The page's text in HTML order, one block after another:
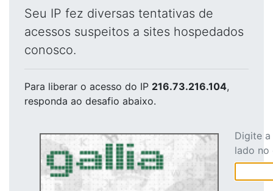
Seu IP fez diversas tentativas de
acessos suspeitos a sites hospedados
conosco.
Para liberar o acesso do IP 216.73.216.104,
responda ao desafio abaixo.
Digite
lado no